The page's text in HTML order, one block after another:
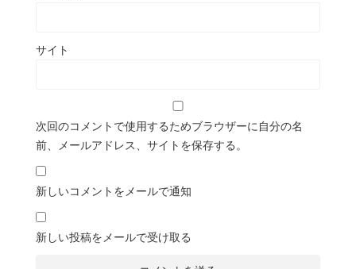
サイト
次回のコメントで使用するためブラウザーに自分の名
前、メールアドレス、サイトを保存する。
新しいコメントをメールで通知
新しい投稿をメールで受け取る